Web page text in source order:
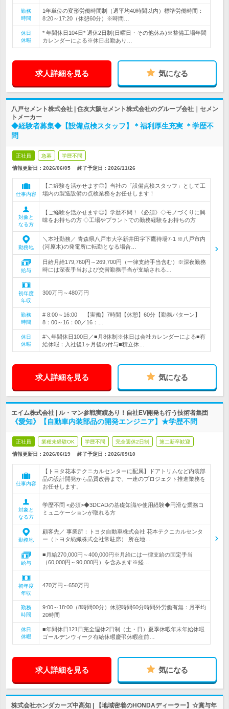
勤務
時間
1年単位の変形労働時間制（週平均40時間以内）標準労働時間：
8:20～17:20（休憩60分）※時間…
休日
休暇
* 年間休日104日* 週休2日制(日曜日・その他休み)※整備工場年間
カレンダーによる※休日出勤あり…
求人詳細を見る 気になる
八戸セメント株式会社 | 住友大阪セメント株式会社のグループ会社｜セメン
トメーカー
◆経験者募集◆【設備点検スタッフ】＊福利厚生充実 ＊学歴不
問
正社員 急募 学歴不問
情報更新日：2026/06/05 終了予定日： 2026/11/26
仕事内容
【ご経験を活かせます◎】当社の「設備点検スタッフ」として工
場内の製造設備の点検業務をお任せします！
対象と
なる方
【ご経験を活かせます◎】学歴不問！《必須》◇モノづくりに興
味をお持ちの方 ◇工場やプラントでの勤務経験をお持ちの方
勤務地
＼本社勤務／ 青森県八戸市大字新井田字下鷹待場7-1 ※八戸市内
(河原木)の発電所に転勤となる場合…
給与
日給月給179,760円～269,700円（一律支給手当含む）※深夜勤務
時には深夜手当および交替勤務手当が支給される…
初年度
年収
300万円～480万円
勤務
時間
# 8:00～16:00 【実働】7時間【休憩】60分【勤務パターン】
8：00～16：00／16：…
休日
休暇
#＼年間休日100日／■月8休制※休日は会社カレンダーによる■有
給休暇：入社後1ヶ月後の付与■積立休…
求人詳細を見る 気になる
エイム株式会社 | ル・マン参戦実績あり！自社EV開発も行う技術者集団
《愛知》【自動車内装部品の開発エンジニア】★学歴不問
正社員 業種未経験OK 学歴不問 完全週休2日制 第二新卒歓迎
情報更新日：2026/06/19 終了予定日： 2026/09/10
仕事内容
【トヨタ花本テクニカルセンターに配属】ドアトリムなど内装部
品の設計開発から品質改善まで、一連のプロジェクト推進業務を
お任せします。
対象と
なる方
学歴不問 <必須>◆3DCADの基礎知識や使用経験◆円滑な業務コ
ミュニケーションが取れる方
勤務地
顧客先／ 事業所：トヨタ自動車株式会社 花本テクニカルセンタ
ー（トヨタ紡織株式会社常駐席） 所在地…
給与
■月給270,000円～400,000円※月給には一律支給の固定手当
（60,000円～90,000円）を含みます※経…
初年度
年収
470万円～650万円
勤務
時間
9:00～18:00（8時間00分）休憩時間60分時間外労働有無：月平均
20時間
休日
休暇
■年間休日121日完全週休2日制（土・日）夏季休暇年末年始休暇
ゴールデンウィーク有給休暇慶弔休暇産前…
求人詳細を見る 気になる
株式会社ホンダカーズ中高知 | 【地域密着のHONDAディーラー】☆賞与年